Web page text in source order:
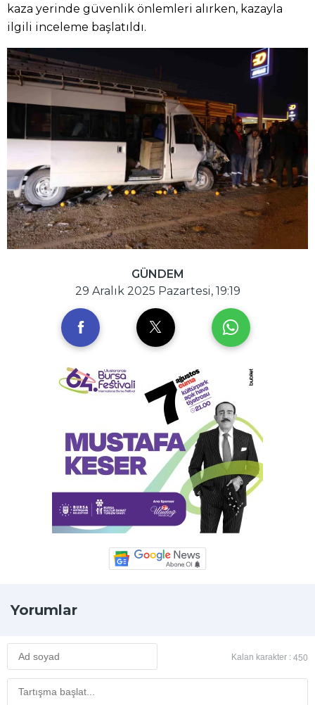
kaza yerinde güvenlik önlemleri alırken, kazayla
ilgili inceleme başlatıldı.
GÜNDEM
29 Aralık 2025 Pazartesi, 19:19
Yorumlar
Kalan karakter : 450